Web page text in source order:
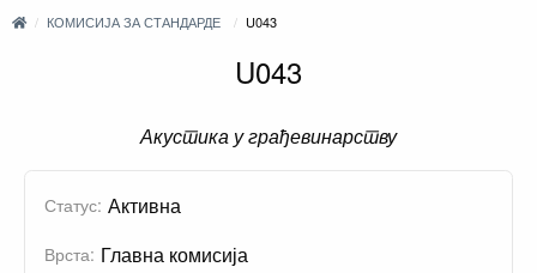
КОМИСИЈА ЗА СТАНДАРДЕ U043
U043
Акустика у грађевинарству
Статус: Активна
Врста: Главна комисија